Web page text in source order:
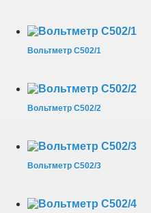
Вольтметр С502/1
Вольтметр С502/2
Вольтметр С502/3